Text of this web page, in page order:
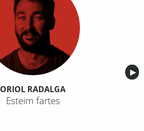
▶︎
ORIOL RADALGA
Esteim fartes